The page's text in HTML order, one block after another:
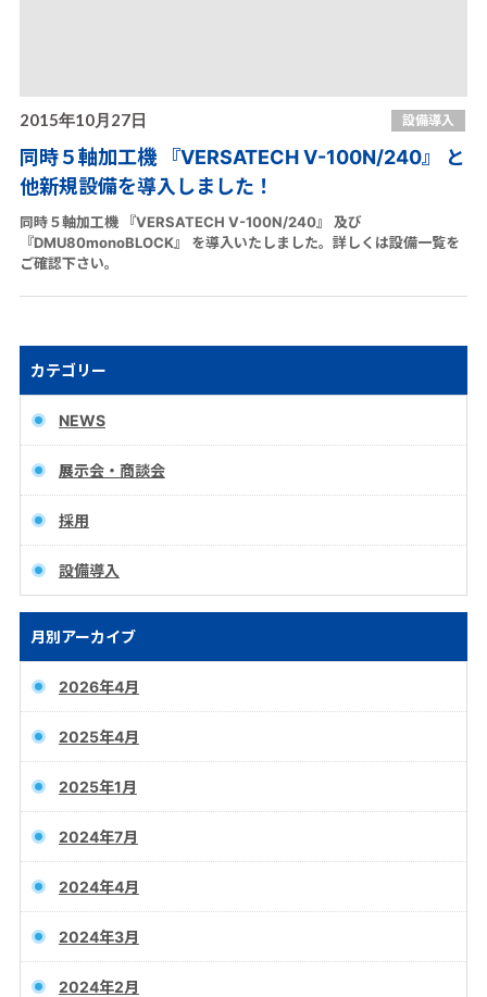
2015年10月27日 設備導入
同時５軸加工機 『VERSATECH V-100N/240』 と
他新規設備を導入しました！
同時５軸加工機 『VERSATECH V-100N/240』 及び
『DMU80monoBLOCK』 を導入いたしました。詳しくは設備一覧を
ご確認下さい。
カテゴリー
NEWS
展示会・商談会
採用
設備導入
月別アーカイブ
2026年4月
2025年4月
2025年1月
2024年7月
2024年4月
2024年3月
2024年2月